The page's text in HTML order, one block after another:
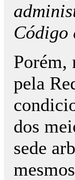
Código
Porém,
pela
dos
sede